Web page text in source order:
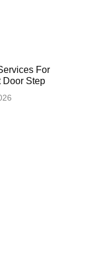
For
Door Step